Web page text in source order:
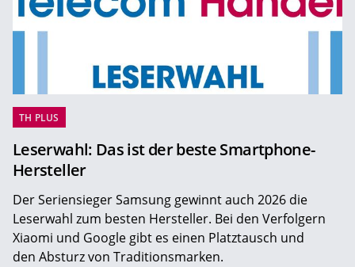
TH PLUS
Leserwahl: Das ist der beste Smartphone-
Hersteller
Der Seriensieger Samsung gewinnt auch 2026 die
Leserwahl zum ­besten Hersteller. Bei den Verfolgern
Xiaomi und Google gibt es einen Platztausch und
den Absturz von Traditionsmarken.